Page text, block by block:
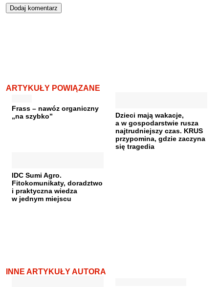
ARTYKUŁY POWIĄZANE
Frass – nawóz organiczny
„na szybko”
Dzieci mają wakacje,
a w gospodarstwie rusza
najtrudniejszy czas. KRUS
przypomina, gdzie zaczyna
się tragedia
IDC Sumi Agro.
Fitokomunikaty, doradztwo
i praktyczna wiedza
w jednym miejscu
INNE ARTYKUŁY AUTORA